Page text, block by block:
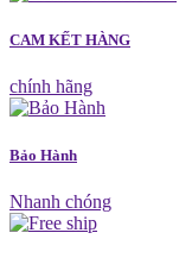
CAM KẾT HÀNG
chính hãng
Bảo Hành
Nhanh chóng